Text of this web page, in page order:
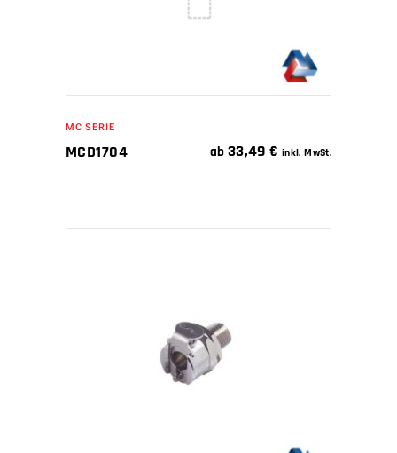
MC SERIE
MCD1704 ab 33,49€ inkl. MwSt.
IN DEN WARENKORB